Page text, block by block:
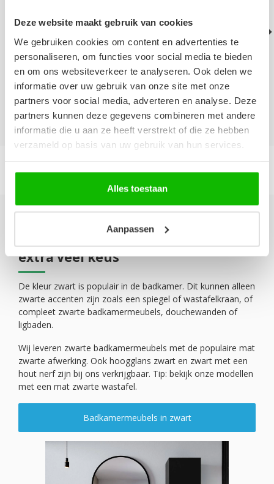
Deze website maakt gebruik van cookies
We gebruiken cookies om content en advertenties te
personaliseren, om functies voor social media te bieden
en om ons websiteverkeer te analyseren. Ook delen we
informatie over uw gebruik van onze site met onze
partners voor social media, adverteren en analyse. Deze
partners kunnen deze gegevens combineren met andere
informatie die u aan ze heeft verstrekt of die ze hebben
verzameld op basis van uw gebruik van hun services.
Alles toestaan
Aanpassen
Badkamermeubelsets Wastafelkasten
Zwarte badkamermeubels, nu
extra veel keus
De kleur zwart is populair in de badkamer. Dit kunnen alleen
zwarte accenten zijn zoals een spiegel of wastafelkraan, of
compleet zwarte badkamermeubels, douchewanden of
ligbaden.
Wij leveren zwarte badkamermeubels met de populaire mat
zwarte afwerking. Ook hoogglans zwart en zwart met een
hout nerf zijn bij ons verkrijgbaar. Tip: bekijk onze modellen
met een mat zwarte wastafel.
Badkamermeubels in zwart